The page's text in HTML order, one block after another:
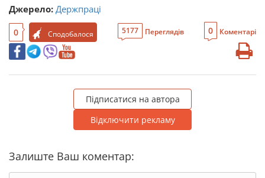
Джерело: Держпраці
0 Сподобалося 5177 Переглядів 0 Коментарі
Підписатися на автора
Відключити рекламу
Залиште Ваш коментар: